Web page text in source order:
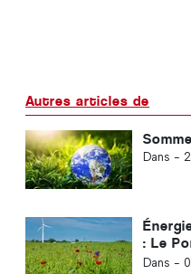
Autres articles de
Dans -
: Le
Dans -